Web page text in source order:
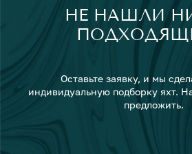
НЕ НАШЛИ
Оставьте заявку, и мы
индивидуальную подборку яхт.
предложить.